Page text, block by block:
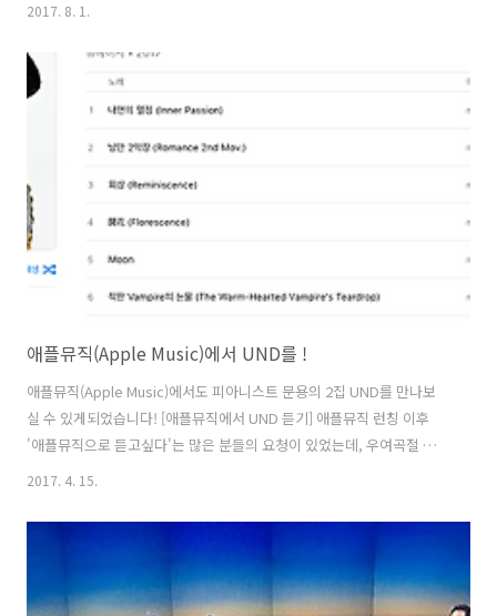
바랍니다! 방송을 위해 일부러 해방촌 까지 어려운 걸음 해주신 랑쑈 님
께 감사의 뜻을 전합니다.매우 즐거운 시간이었습니다^^ 그럼, 용산FM
피아니스트 문용의 다정한 영화음악 3회를 들어보시기 바랍니다. 팟티:
2017. 8. 1.
애플뮤직(Apple Music)에서 UND를 !
애플뮤직(Apple Music)에서도 피아니스트 문용의 2집 UND를 만나보
실 수 있게되었습니다! [애플뮤직에서 UND 듣기] 애플뮤직 런칭 이후
'애플뮤직으로 듣고싶다'는 많은 분들의 요청이 있었는데, 우여곡절 끝
UND는 Apple Music을 비롯 그 외 해외 음원 서비스인 Spotify,
서도 만나보실 수 있습니다.※ 일부 서비스는 한국에서 공식적으로 이용
이 불가합니다. 곧 새 앨범으로도 만나뵙길! 감사합니다 😃
2017. 4. 15.